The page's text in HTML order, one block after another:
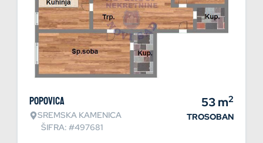
Popovica
SREMSKA KAMENICA
ŠIFRA: #497681
53m2
TROSOBAN